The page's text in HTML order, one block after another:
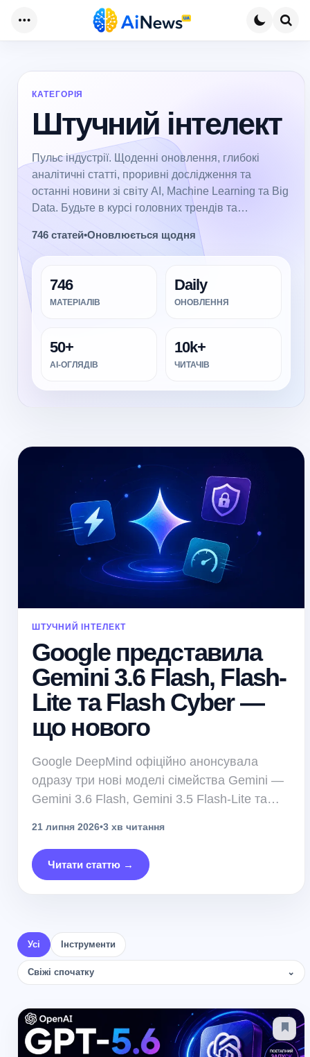
КАТЕГОРІЯ
Штучний інтелект
Пульс індустрії. Щоденні оновлення, глибокі
аналітичні статті, проривні дослідження та
останні новини зі світу AI, Machine Learning та Big
Data. Будьте в курсі головних трендів та
746 статей•Оновлюється щодня
746
МАТЕРІАЛІВ
Daily
ОНОВЛЕННЯ
50+
AI-ОГЛЯДІВ
10k+
ЧИТАЧІВ
ШТУЧНИЙ ІНТЕЛЕКТ
Google представила
Gemini 3.6 Flash, Flash-
Lite та Flash Cyber —
що нового
Google DeepMind офіційно анонсувала
одразу три нові моделі сімейства Gemini —
Gemini 3.6 Flash, Gemini 3.5 Flash-Lite та
створюють AI-агентів, автоматизовані
робочі процеси та системи кібербезпеки.
використання та більшій ефективності
моделей. Gemini 3.6 Flash: продуктивніше
без…
21 липня 2026•3 хв читання
Читати статтю →
Усі Інструменти
Свіжі спочатку ⌄